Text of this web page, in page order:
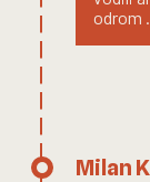
odrom
Milan